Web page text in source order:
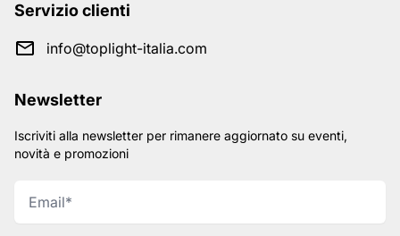
Servizio clienti
info@toplight-italia.com
Newsletter
Iscriviti alla newsletter per rimanere aggiornato su eventi,
novità e promozioni